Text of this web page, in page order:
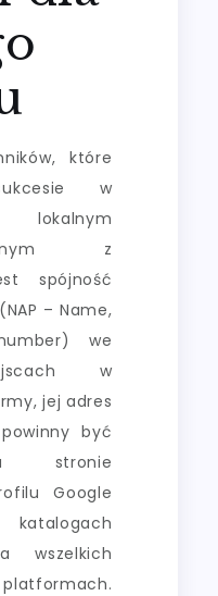
które
w
lokalnym
z
spójność
– Name,
we
w
jej adres
być
stronie
Google
wszelkich